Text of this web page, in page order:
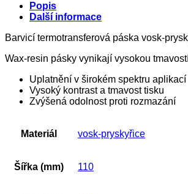
Popis
Další informace
Barvicí termotransferová páska vosk-
Wax-resin pásky vynikají vysokou
Uplatnění v širokém spektru aplikací
Vysoký kontrast a tmavost tisku
Zvýšená odolnost proti rozmazání
Materiál vosk-pryskyřice
Šířka (mm) 110